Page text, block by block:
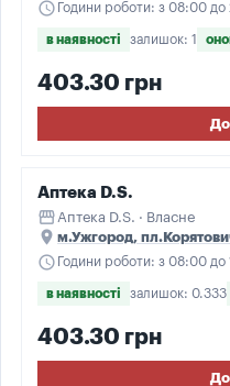
schedule Години роботи: з 08:00
в наявності залишок: 1
403.30 грн
До
Аптека D.S.
storefront Аптека D.S. · Власне
place м.Ужгород,
schedule Години роботи: з 08:00 до
в наявності залишок: 0.333
403.30 грн
До